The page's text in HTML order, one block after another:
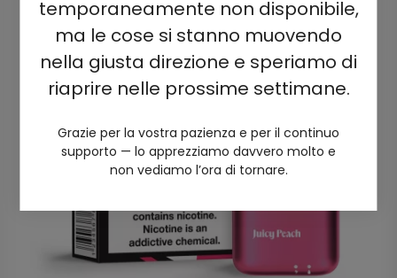
temporaneamente non disponibile,
ma le cose si stanno muovendo
nella giusta direzione e speriamo di
riaprire nelle prossime settimane.
Grazie per la vostra pazienza e per il continuo
supporto — lo apprezziamo davvero molto e
non vediamo l’ora di tornare.